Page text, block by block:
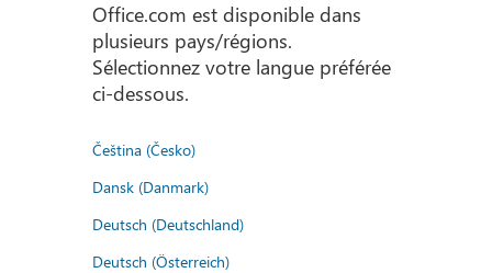
Office.com est disponible dans
plusieurs pays/régions.
Sélectionnez votre langue préférée
ci-dessous.
Čeština (Česko)
Dansk (Danmark)
Deutsch (Deutschland)
Deutsch (Österreich)